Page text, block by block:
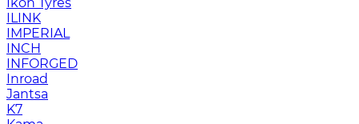
ILINK
IMPERIAL
INCH
INFORGED
Inroad
Jantsa
K7